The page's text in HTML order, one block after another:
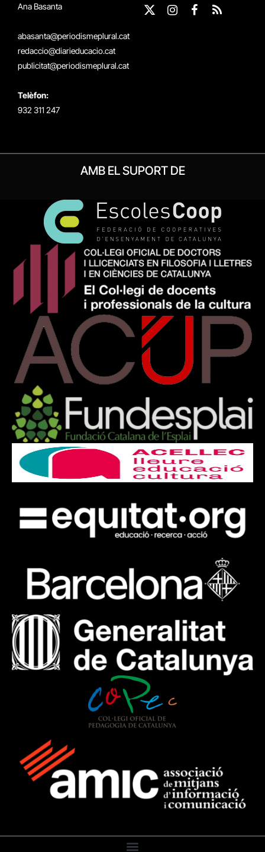
Ana Basanta
abasanta@periodismeplural.cat
redaccio@diarieducacio.cat
publicitat@periodismeplural.cat
Telèfon:
932 311 247
X
Instagram
Facebook
RSS
AMB EL SUPORT DE